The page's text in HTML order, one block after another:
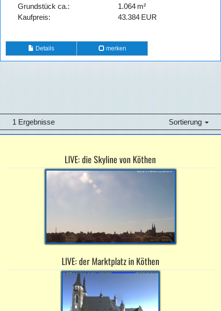
Grund­stück ca.:
1.064 m²
Kaufpreis:
43.384 EUR
Details merken
1 Ergebnisse Sortierung
LIVE: die Skyline von Köthen
LIVE: der Marktplatz in Köthen